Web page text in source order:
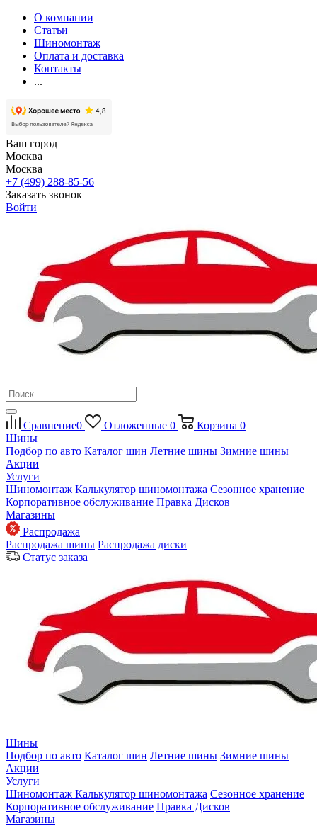
О компании
Статьи
Шиномонтаж
Оплата и доставка
Контакты
...
Ваш город
Москва
Москва
+7 (499) 288-85-56
Заказать звонок
Войти
Сравнение0 Отложенные 0 Корзина 0
Шины
Подбор по авто Каталог шин Летние шины Зимние шины
Акции
Услуги
Шиномонтаж Калькулятор шиномонтажа Сезонное хранение
Корпоративное обслуживание Правка Дисков
Магазины
Распродажа
Распродажа шины Распродажа диски
Статус заказа
Шины
Подбор по авто Каталог шин Летние шины Зимние шины
Акции
Услуги
Шиномонтаж Калькулятор шиномонтажа Сезонное хранение
Корпоративное обслуживание Правка Дисков
Магазины